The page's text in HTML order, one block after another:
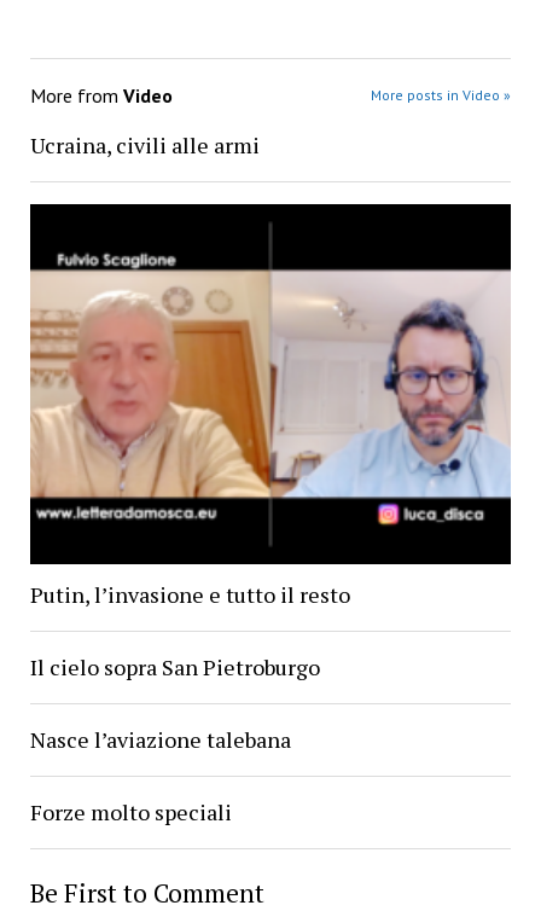
More from Video More posts in Video »
Ucraina, civili alle armi
Putin, l’invasione e tutto il resto
Il cielo sopra San Pietroburgo
Nasce l’aviazione talebana
Forze molto speciali
Be First to Comment